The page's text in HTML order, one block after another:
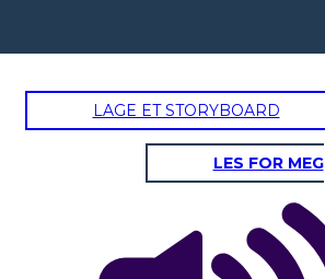
LAGE ET STORYBOARD
LES FOR MEG